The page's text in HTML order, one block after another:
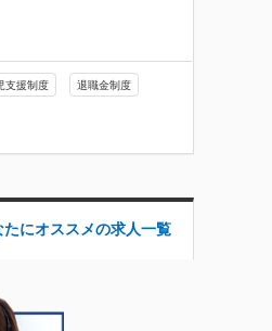
支援制度 退職金制度
たにオススメの求人一覧